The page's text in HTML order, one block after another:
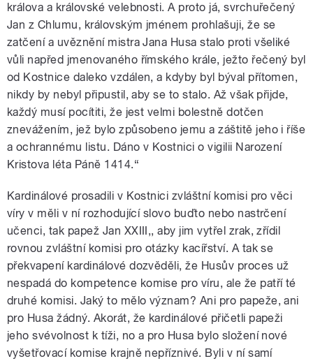
králova a královské velebnosti. A proto já, svrchuřečený
Jan z Chlumu, královským jménem prohlašuji, že se
zatčení a uvěznění mistra Jana Husa stalo proti všeliké
vůli napřed jmenovaného římského krále, ježto řečený byl
od Kostnice daleko vzdálen, a kdyby byl býval přítomen,
nikdy by nebyl připustil, aby se to stalo. Až však přijde,
každý musí pocítiti, že jest velmi bolestně dotčen
znevážením, jež bylo způsobeno jemu a záštitě jeho i říše
a ochrannému listu. Dáno v Kostnici o vigilii Narození
Kristova léta Páně 1414.“
Kardinálové prosadili v Kostnici zvláštní komisi pro věci
víry v měli v ní rozhodující slovo buďto nebo nastrčení
učenci, tak papež Jan XXIII,, aby jim vytřel zrak, zřídil
rovnou zvláštní komisi pro otázky kacířství. A tak se
překvapení kardinálové dozvěděli, že Husův proces už
nespadá do kompetence komise pro víru, ale že patří té
druhé komisi. Jaký to mělo význam? Ani pro papeže, ani
pro Husa žádný. Akorát, že kardinálové přičetli papeži
jeho svévolnost k tíži, no a pro Husa bylo složení nové
vyšetřovací komise krajně nepříznivé. Byli v ní samí